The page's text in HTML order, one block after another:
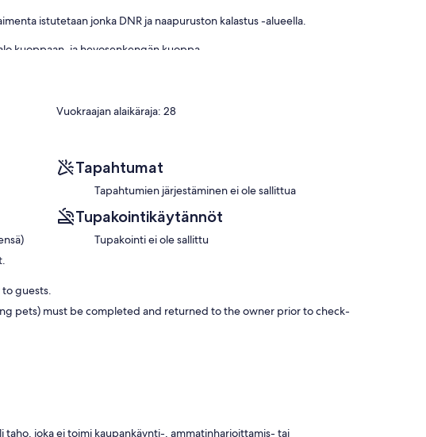
istutetaan jonka DNR ja naapuruston kalastus -alueella.
kuoppaan, ja hevosenkengän kuoppa.
kutsuvan
Vuokraajan alaikäraja: 28
Tapahtumat
Tapahtumien järjestäminen ei ole sallittua
Tupakointikäytännöt
Tupakointi ei ole sallittu
guests.
pets) must be completed and returned to the owner prior to check-
taho, joka ei toimi kaupankäynti-, ammatinharjoittamis- tai